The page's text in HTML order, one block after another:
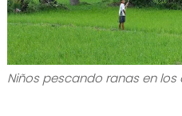
Niños pescando ranas en los